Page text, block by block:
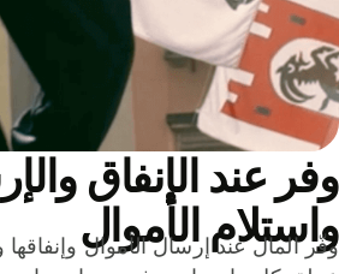
عند الإنفاق
الأموال